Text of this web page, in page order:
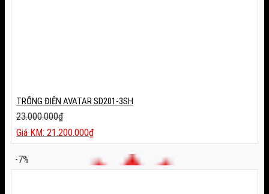
TRỐNG ĐIỆN AVATAR SD201-3SH
23.000.000₫
Giá
gốc
là:
23.000.000₫.
21.200.000₫
Giá
hiện
tại
-7%